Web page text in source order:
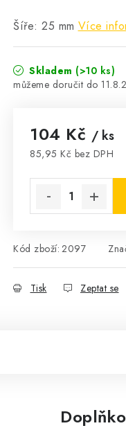
Šíře: 25 mm Více
Skladem (>10 ks)
104 Kč / ks
85,95 Kč bez DPH
Kód zboží: 2097
Tisk Zeptat se